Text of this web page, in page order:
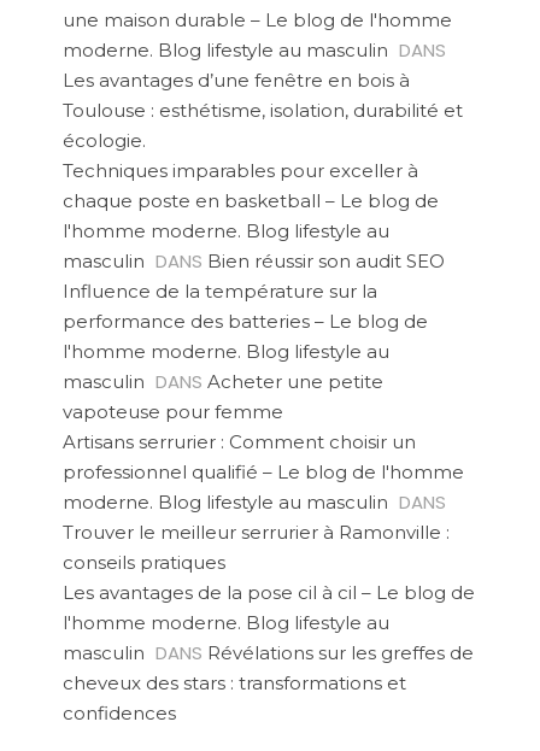
une maison durable – Le blog de l'homme
moderne. Blog lifestyle au masculin DANS
Les avantages d’une fenêtre en bois à
Toulouse : esthétisme, isolation, durabilité et
écologie.
Techniques imparables pour exceller à
chaque poste en basketball – Le blog de
l'homme moderne. Blog lifestyle au
masculin DANS Bien réussir son audit SEO
Influence de la température sur la
performance des batteries – Le blog de
l'homme moderne. Blog lifestyle au
masculin DANS Acheter une petite
vapoteuse pour femme
Artisans serrurier : Comment choisir un
professionnel qualifié – Le blog de l'homme
moderne. Blog lifestyle au masculin DANS
Trouver le meilleur serrurier à Ramonville :
conseils pratiques
Les avantages de la pose cil à cil – Le blog de
l'homme moderne. Blog lifestyle au
masculin DANS Révélations sur les greffes de
cheveux des stars : transformations et
confidences